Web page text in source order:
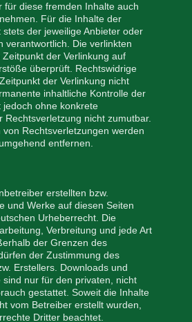
für diese fremden Inhalte auch
Für die Inhalte der
der jeweilige Anbieter oder
verantwortlich. Die verlinkten
der Verlinkung auf
überprüft. Rechtswidrige
der Verlinkung nicht
inhaltliche Kontrolle der
jedoch ohne konkrete
Rechtsverletzung nicht zumutbar.
von Rechtsverletzungen werden
entfernen.
erstellten bzw.
und Werke auf diesen Seiten
Urheberrecht. Die
Verbreitung und jede Art
der Grenzen des
der Zustimmung des
Erstellers. Downloads und
sind nur für den privaten, nicht
gestattet. Soweit die Inhalte
vom Betreiber erstellt wurden,
Dritter beachtet.